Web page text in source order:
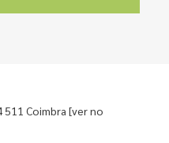
511 Coimbra[ver no